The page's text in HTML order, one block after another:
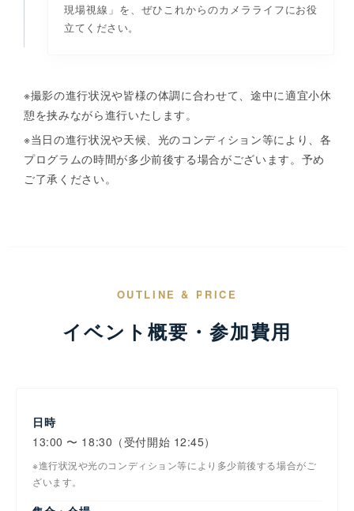
現場視線」を、ぜひこれからのカメラライフにお役
立てください。
※撮影の進行状況や皆様の体調に合わせて、途中に適宜小休
憩を挟みながら進行いたします。
※当日の進行状況や天候、光のコンディション等により、各
プログラムの時間が多少前後する場合がございます。予め
ご了承ください。
OUTLINE & PRICE
イベント概要・参加費用
日時
13:00 〜 18:30（受付開始 12:45）
※進行状況や光のコンディション等により多少前後する場合がご
ざいます。